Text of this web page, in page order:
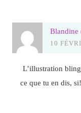
10
L’illustration
ce que tu en dis,